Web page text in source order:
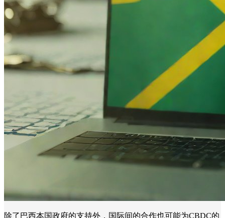
除了巴西本国政府的支持外，国际间的合作也可能为CBDC的